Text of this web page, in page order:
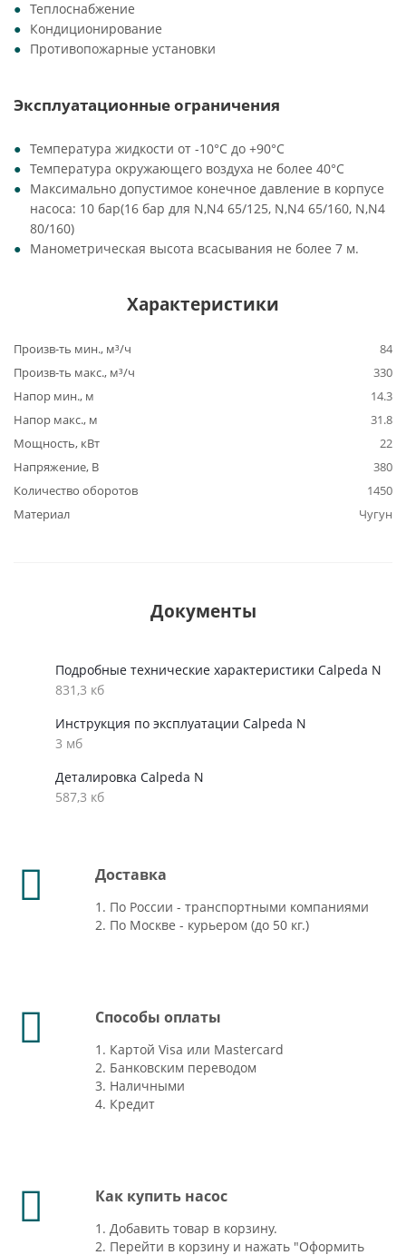
Теплоснабжение
Кондиционирование
Противопожарные установки
Эксплуатационные ограничения
Температура жидкости от -10°C до +90°C
Температура окружающего воздуха не более 40°C
Максимально допустимое конечное давление в корпусе
насоса: 10 бар(16 бар для N,N4 65/125, N,N4 65/160, N,N4
80/160)
Манометрическая высота всасывания не более 7 м.
Характеристики
Произв-ть мин., м³/ч
84
Произв-ть макс., м³/ч
330
Напор мин., м
14.3
Напор макс., м
31.8
Мощность, кВт
22
Напряжение, В
380
Количество оборотов
1450
Материал
Чугун
Документы
Подробные технические характеристики Calpeda N
831,3 кб
Инструкция по эксплуатации Calpeda N
3 мб
Деталировка Calpeda N
587,3 кб
Доставка
1. По России - транспортными компаниями
2. По Москве - курьером (до 50 кг.)
Способы оплаты
1. Картой Visa или Mastercard
2. Банковским переводом
3. Наличными
4. Кредит
Как купить насос
1. Добавить товар в корзину.
2. Перейти в корзину и нажать "Оформить